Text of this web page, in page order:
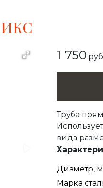
1 750 руб
Труба
вида
Диаметр,
Марка